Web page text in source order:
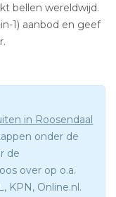
bellen wereldwijd.
1) aanbod en geef
in Roosendaal
onder de
de
over op o.a.
KPN, Online.nl.